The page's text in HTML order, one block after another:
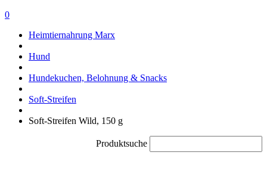
0
Heimtiernahrung Marx
Hund
Hundekuchen, Belohnung & Snacks
Soft-Streifen
Soft-Streifen Wild, 150 g
Produktsuche